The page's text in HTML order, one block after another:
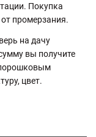
Покупка
промерзания.
на дачу
вы получите
порошковым
цвет.